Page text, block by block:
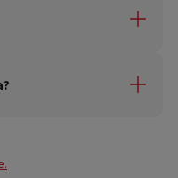
MAXIM a
preukazu ŤZP.
nájdete po
jednotlivými
zvoliť podľa svojej
vyhovovať.